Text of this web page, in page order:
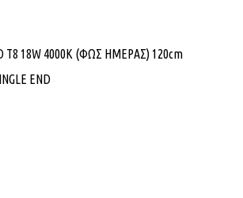
Τ8 18W 4000K (ΦΩΣ ΗΜΕΡΑΣ) 120cm
END